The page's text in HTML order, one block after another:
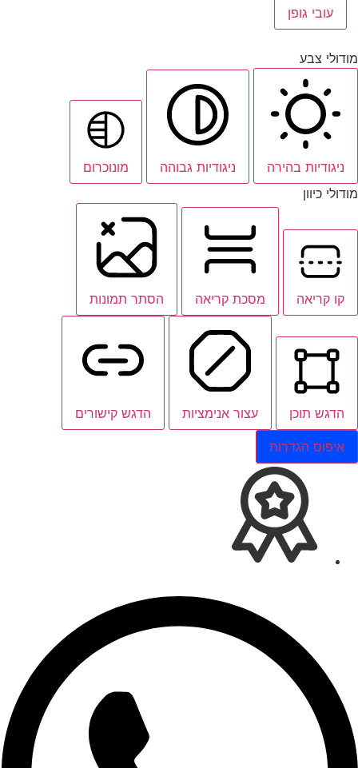
עובי גופן
מודולי צבע
ניגודיות בהירה ניגודיות גבוהה
מונוכרום
מודולי כיוון
קו קריאה מסכת קריאה הסתר תמונות
הדגש תוכן עצור אנימציות הדגש קישורים
איפוס הגדרות